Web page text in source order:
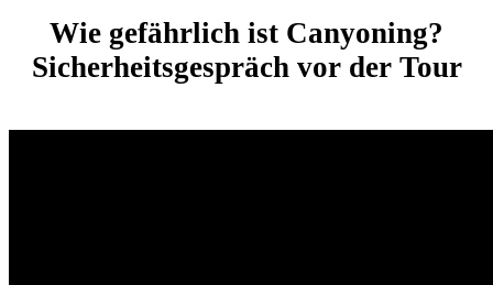
Wie gefährlich ist Canyoning?
Sicherheitsgespräch vor der Tour